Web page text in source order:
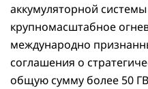
аккумуляторной
крупномасштабное
международно
соглашения о
общую сумму более 50